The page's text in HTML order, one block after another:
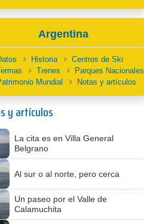
Argentina
Historia
Centros de Ski
Trenes
Parques Nacionales
Mundial
Notas y artículos
y artículos
La cita es en Villa General
Belgrano
Al sur o al norte, pero cerca
Un paseo por el Valle de
Calamuchita